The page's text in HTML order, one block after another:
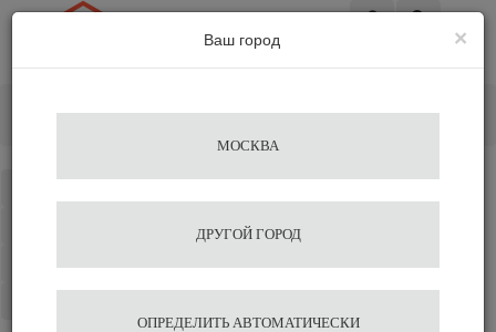
×
Ваш город
МОСКВА
ДРУГОЙ ГОРОД
ОПРЕДЕЛИТЬ АВТОМАТИЧЕСКИ